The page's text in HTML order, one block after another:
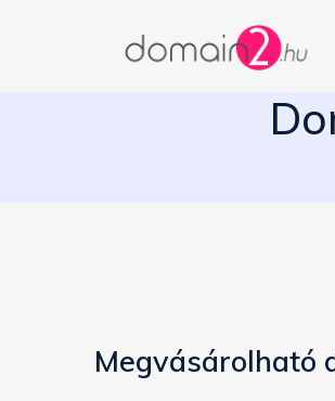
Megvásárolható